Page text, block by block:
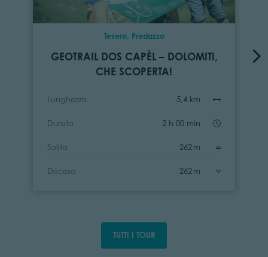
Tesero, Predazzo
GEOTRAIL DOS CAPÈL – DOLOMITI,
CHE SCOPERTA!
Lunghezza 5,4 km
Durata 2 h 00 min
Salita 262 m
Discesa 262 m
TUTTI I TOUR